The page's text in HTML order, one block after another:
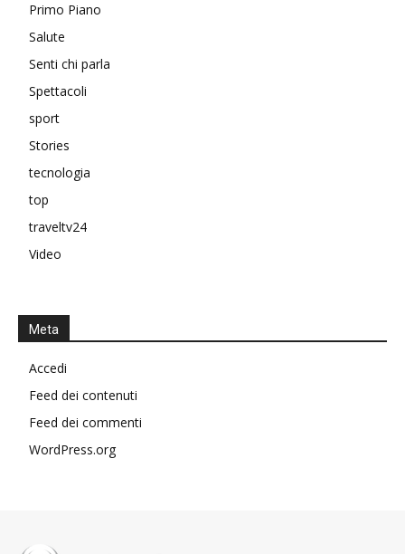
Primo Piano
Salute
Senti chi parla
Spettacoli
sport
Stories
tecnologia
top
traveltv24
Video
Meta
Accedi
Feed dei contenuti
Feed dei commenti
WordPress.org